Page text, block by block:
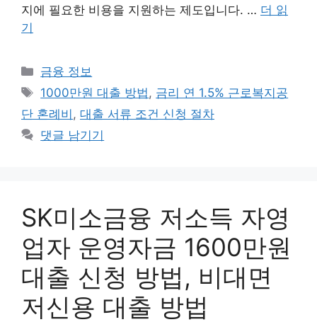
지에 필요한 비용을 지원하는 제도입니다. … 더 읽
기
카
테
리
금융 정보
태
그
1000만원 대출 방법, 금리 연 1.5% 근로복지공
단 혼례비 , 대출 서류 조건 신청 절차
댓글 남기기
SK미소금융 저소득 자영
업자 운영자금 1600만원
대출 신청 방법, 비대면
저신용 대출 방법